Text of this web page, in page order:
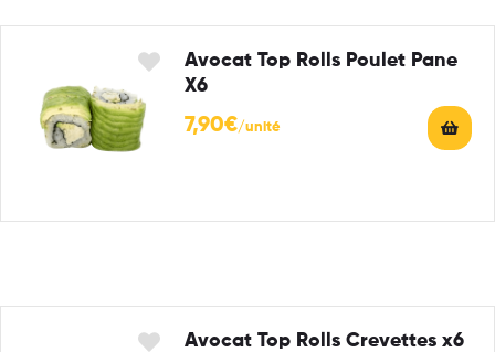
Avocat Top Rolls Poulet Pane
X6
7,90€
Avocat Top Rolls Crevettes x6